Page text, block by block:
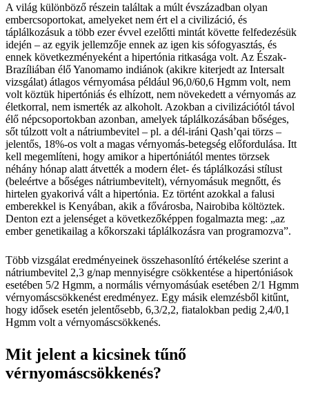
A világ különböző részein találtak a múlt évszázadban olyan
embercsoportokat, amelyeket nem ért el a civilizáció, és
táplálkozásuk a több ezer évvel ezelőtti mintát követte felfedezésük
idején – az egyik jellemzője ennek az igen kis sófogyasztás, és
ennek következményeként a hipertónia ritkasága volt. Az Észak-
Brazíliában élő Yanomamo indiánok (akikre kiterjedt az Intersalt
vizsgálat) átlagos vérnyomása például 96,0/60,6 Hgmm volt, nem
volt köztük hipertóniás és elhízott, nem növekedett a vérnyomás az
életkorral, nem ismerték az alkoholt. Azokban a civilizációtól távol
élő népcsoportokban azonban, amelyek táplálkozásában bőséges,
sőt túlzott volt a nátriumbevitel – pl. a dél-iráni Qash’qai törzs –
jelentős, 18%-os volt a magas vérnyomás-betegség előfordulása. Itt
kell megemlíteni, hogy amikor a hipertóniától mentes törzsek
néhány hónap alatt átvették a modern élet- és táplálkozási stílust
(beleértve a bőséges nátriumbevitelt), vérnyomásuk megnőtt, és
hirtelen gyakorivá vált a hipertónia. Ez történt azokkal a falusi
emberekkel is Kenyában, akik a fővárosba, Nairobiba költöztek.
Denton ezt a jelenséget a következőképpen fogalmazta meg: „az
ember genetikailag a kőkorszaki táplálkozásra van programozva”.
Több vizsgálat eredményeinek összehasonlító értékelése szerint a
nátriumbevitel 2,3 g/nap mennyiségre csökkentése a hipertóniások
esetében 5/2 Hgmm, a normális vérnyomásúak esetében 2/1 Hgmm
vérnyomáscsökkenést eredményez. Egy másik elemzésből kitűnt,
hogy idősek esetén jelentősebb, 6,3/2,2, fiatalokban pedig 2,4/0,1
Hgmm volt a vérnyomáscsökkenés.
Mit jelent a kicsinek tűnő
vérnyomáscsökkenés?